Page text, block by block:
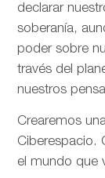
declarar
soberanía,
poder sobre
través del
nuestros
Crearemos
Ciberespacio.
el mundo que